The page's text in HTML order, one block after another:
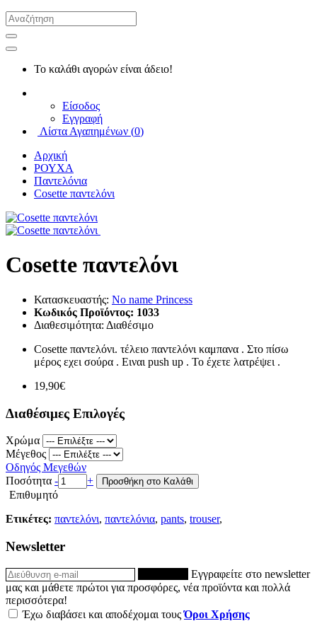
Το καλάθι αγορών είναι άδειο!
Είσοδος
Εγγραφή
Λίστα Αγαπημένων (0)
Αρχική
ΡΟΥΧΑ
Παντελόνια
Cosette παντελόνι
Cosette παντελόνι
Κατασκευαστής: No name Princess
Κωδικός Προϊόντος: 1033
Διαθεσιμότητα: Διαθέσιμο
Cosette παντελόνι. τέλειο παντελόνι καμπανα . Στο πίσω
μέρος εχει σούρα . Ειναι push up . Το έχετε λατρέψει .
19,90€
Διαθέσιμες Επιλογές
Χρώμα
Μέγεθος
Οδηγός Μεγεθών
Ποσότητα - + Προσθήκη στο Καλάθι
Επιθυμητό
Ετικέτες: παντελόνι, παντελόνια, pants, trouser,
Newsletter
Εγγραφείτε στο newsletter
μας και μάθετε πρώτοι για προσφόρες, νέα προϊόντα και πολλά
περισσότερα!
Έχω διαβάσει και αποδέχομαι τουςΌροι Χρήσης